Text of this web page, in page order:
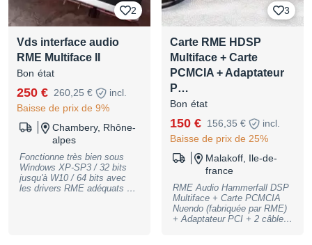
2
Vds interface audio
RME Multiface II
Bon état
250 € 260,25 €
incl.
Baisse de prix de 9%
Chambery, Rhône-
alpes
Fonctionne très bien sous
Windows XP-SP3 / 32 bits
jusqu'à W10 / 64 bits avec
les drivers RME adéquats à
3
Carte RME HDSP
Multiface + Carte
PCMCIA + Adaptateur
P…
Bon état
150 € 156,35 €
incl.
Baisse de prix de 25%
Malakoff, Ile-de-
france
RME Audio Hammerfall DSP
Multiface + Carte PCMCIA
Nuendo (fabriquée par RME)
+ Adaptateur PCI + 2 câbles